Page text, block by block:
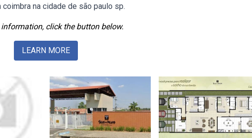
na cidade de são paulo sp.
information, click the button below.
LEARN MORE